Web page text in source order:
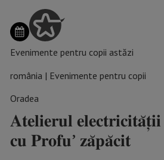
Evenimente pentru copii astăzi
românia | Evenimente pentru copii
Oradea
𝐀𝐭𝐞𝐥𝐢𝐞𝐫𝐮𝐥
𝐜𝐮 𝐏𝐫𝐨𝐟𝐮’ 𝐳𝐚̆𝐩𝐚̆𝐜𝐢𝐭